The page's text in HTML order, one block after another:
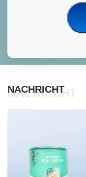
NACHRICHT
NACHRICHT